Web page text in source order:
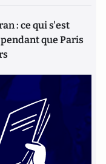
: ce qui s'est
que Paris